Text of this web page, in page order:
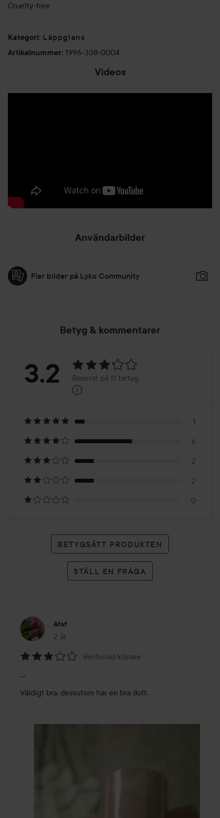
Cruelty-free
Kategori: Läppglans
Artikelnummer: 1996-338-0004
Videos
Användarbilder
Fler bilder på Lyko Community
Betyg & kommentarer
Betyg:
Baserat
på
11
betyg
3.2 Baserat på 11 betyg
i
1
6
2
2
0
BETYGSÄTT PRODUKTEN
STÄLL EN FRÅGA
Afaf
2 år
Inlägget skapades 2 år
3
av
Verifierad köpare
...
Väldigt bra, dessutom har en bra doft.